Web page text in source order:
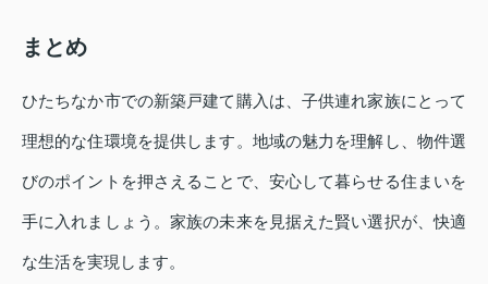
まとめ
ひたちなか市での新築戸建て購入は、子供連れ家族にとって
理想的な住環境を提供します。地域の魅力を理解し、物件選
びのポイントを押さえることで、安心して暮らせる住まいを
手に入れましょう。家族の未来を見据えた賢い選択が、快適
な生活を実現します。